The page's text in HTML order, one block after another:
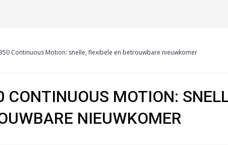
350 Continuous Motion: snelle, flexibele en betrouwbare nieuwkomer
MOTION:
NIEUWKOMER